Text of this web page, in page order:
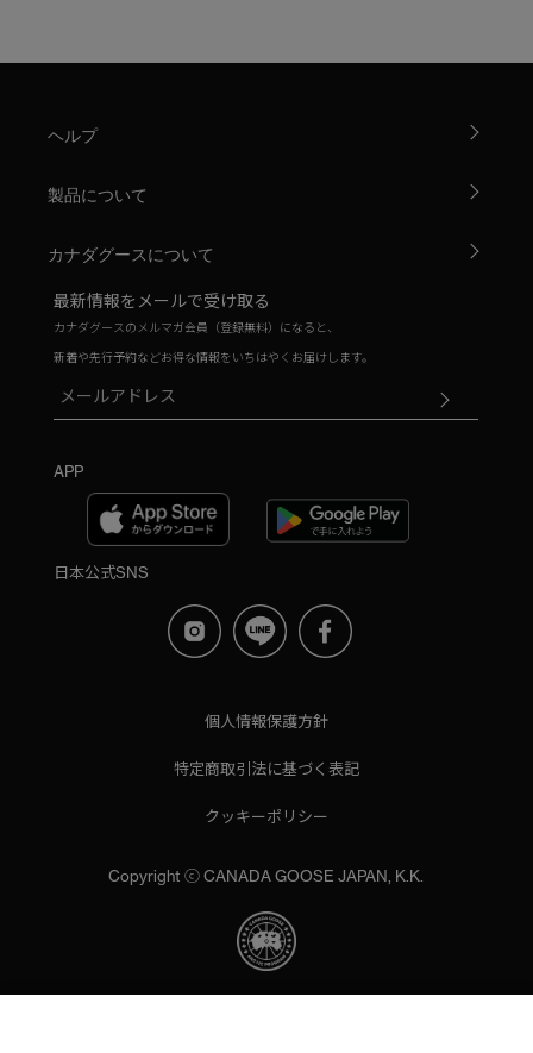
ヘルプ
製品について
カナダグースについて
最新情報をメールで受け取る
カナダグースのメルマガ会員（登録無料）になると、
新着や先行予約などお得な情報をいちはやくお届けします。
APP
日本公式SNS
個人情報保護方針
特定商取引法に基づく表記
クッキーポリシー
Copyright ⓒ CANADA GOOSE JAPAN, K.K.